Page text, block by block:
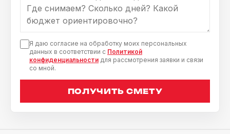
Я даю согласие на обработку моих персональных
данных в соответствии с Политикой
конфиденциальности для рассмотрения заявки и связи
со мной.
ПОЛУЧИТЬ СМЕТУ